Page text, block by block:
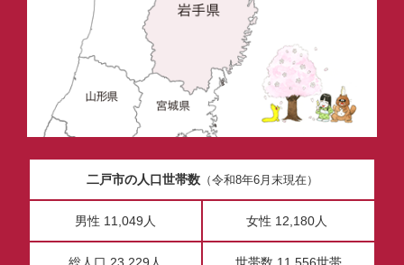
二戸市の人口世帯数（令和8年6月末現在）
男性 11,049人 女性 12,180人